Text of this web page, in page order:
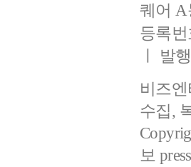
퀘어 A
등록번
ㅣ 발
비즈
수집,
보